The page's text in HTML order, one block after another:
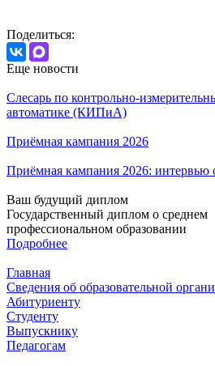
Поделиться:
Еще новости
Слесарь по контрольно-
автоматике (КИПиА)
Приёмная кампания 2026
Приёмная кампания 2026: интервью
Ваш будущий диплом
Государственный диплом о среднем
профессиональном образовании
Подробнее
Главная
Сведения об образовательной
Абитуриенту
Студенту
Выпускнику
Педагогам